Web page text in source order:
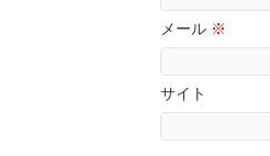
メール ※
サイト